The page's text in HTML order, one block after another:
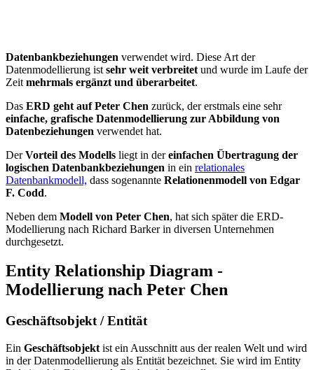
Datenbankbeziehungen verwendet wird. Diese Art der
Datenmodellierung ist sehr weit verbreitet und wurde im Laufe der
Zeit mehrmals ergänzt und überarbeitet.
Das ERD geht auf Peter Chen zurück, der erstmals eine sehr
einfache, grafische Datenmodellierung zur Abbildung von
Datenbeziehungen verwendet hat.
DerVorteil des Modells liegt in dereinfachen Übertragung der
logischen Datenbankbeziehungen in ein relationales
Datenbankmodell, dass sogenannte Relationenmodell von Edgar
F. Codd.
Neben dem Modell von Peter Chen, hat sich später die ERD-
Modellierung nach Richard Barker in diversen Unternehmen
durchgesetzt.
Entity Relationship Diagram -
Modellierung nach Peter Chen
Geschäftsobjekt / Entität
Ein Geschäftsobjekt ist ein Ausschnitt aus der realen Welt und wird
in der Datenmodellierung als Entität bezeichnet. Sie wird im Entity